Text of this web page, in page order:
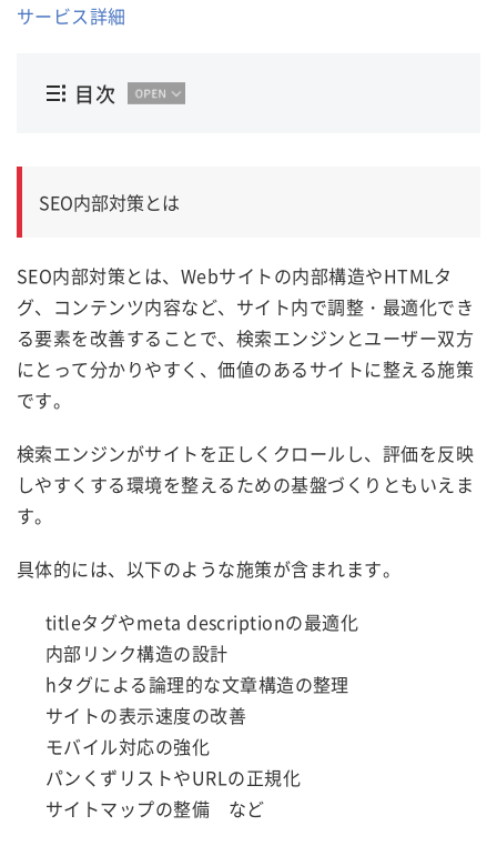
サービス詳細
目次
SEO内部対策とは
SEO内部対策とは、Webサイトの内部構造やHTMLタ
グ、コンテンツ内容など、サイト内で調整・最適化でき
る要素を改善することで、検索エンジンとユーザー双方
にとって分かりやすく、価値のあるサイトに整える施策
です。
検索エンジンがサイトを正しくクロールし、評価を反映
しやすくする環境を整えるための基盤づくりともいえま
す。
具体的には、以下のような施策が含まれます。
titleタグやmeta descriptionの最適化
内部リンク構造の設計
hタグによる論理的な文章構造の整理
サイトの表示速度の改善
モバイル対応の強化
パンくずリストやURLの正規化
サイトマップの整備 など